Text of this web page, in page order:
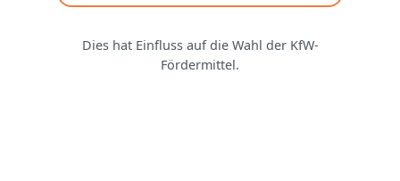
Dies hat Einfluss auf die Wahl der KfW-
Fördermittel.